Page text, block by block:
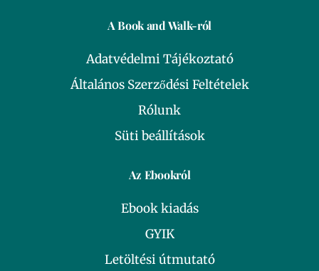
A Book and Walk-ról
Adatvédelmi Tájékoztató
Általános Szerződési Feltételek
Rólunk
Süti beállítások
Az Ebookról
Ebook kiadás
GYIK
Letöltési útmutató